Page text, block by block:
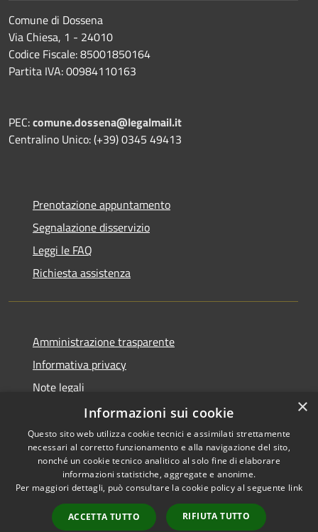
Comune di Dossena
Via Chiesa, 1 - 24010
Codice Fiscale: 85001850164
Partita IVA: 00984110163
PEC:comune.dossena@legalmail.it
Centralino Unico: (+39) 0345 49413
Prenotazione appuntamento
Segnalazione disservizio
Leggi le FAQ
Richiesta assistenza
Amministrazione trasparente
Informativa privacy
Note legali
Dichiarazione di accessibilità
RSS
Accessibilità
Copyright © 2026 • Comune di
Dossena • Powered by
Municipium•
Accesso
×
Informazioni sui cookie
Questo sito web utilizza cookie tecnici e assimilati strettamente
necessari al corretto funzionamento e alla navigazione del sito,
nonché un cookie tecnico analitico al solo fine di elaborare
informazioni statistiche, aggregate e anonime.
Per maggiori dettagli, può consultare la cookie policy al seguente link
ACCETTA TUTTO RIFIUTA TUTTO